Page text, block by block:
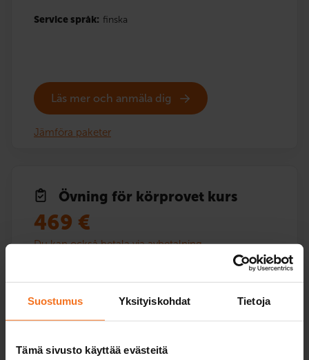
Suostumus Yksityiskohdat Tietoja
Tämä sivusto käyttää evästeitä
Service språk: finska
Läs mer och anmäla dig
Jämföra paketer
Övning för körprovet kurs
469 €
Du kan också betala via avbetalning
övningsprogram för teoriprovet samt en coachande
körlektion med egen trafiklärare i slutet av